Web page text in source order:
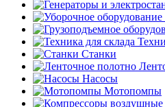
Станки
Насосы
Мотопомпы